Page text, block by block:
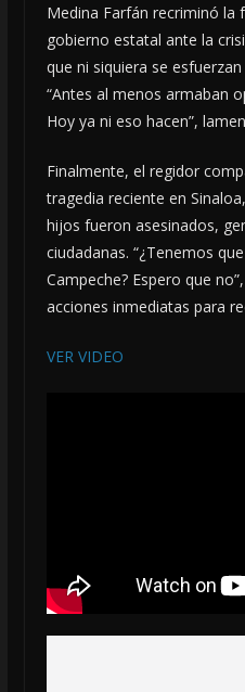
Medina Farfán recriminó la
gobierno estatal ante la
que ni siquiera se
“Antes al menos armaban
Hoy ya ni eso hacen”,
Finalmente, el regidor
tragedia reciente en
hijos fueron asesinados,
ciudadanas. “¿Tenemos
Campeche? Espero que
acciones inmediatas para
VER VIDEO